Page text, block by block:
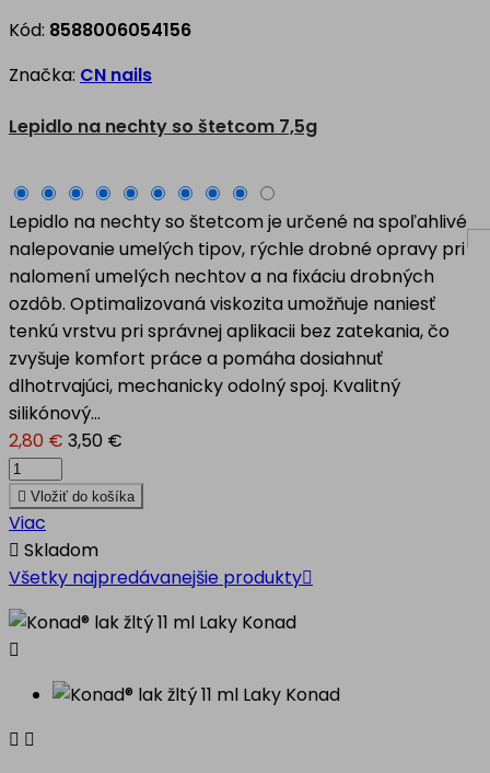
Kód: 8588006054156
Značka: CN nails
Lepidlo na nechty so štetcom 7,5g
Lepidlo na nechty so štetcom je určené na spoľahlivé
nalepovanie umelých tipov, rýchle drobné opravy pri
nalomení umelých nechtov a na fixáciu drobných
ozdôb. Optimalizovaná viskozita umožňuje naniesť
tenkú vrstvu pri správnej aplikacii bez zatekania, čo
zvyšuje komfort práce a pomáha dosiahnuť
dlhotrvajúci, mechanicky odolný spoj. Kvalitný
silikónový...
2,80 € 3,50 €
 Vložiť do košíka
Viac
 Skladom
Všetky najpredávanejšie produkty

 